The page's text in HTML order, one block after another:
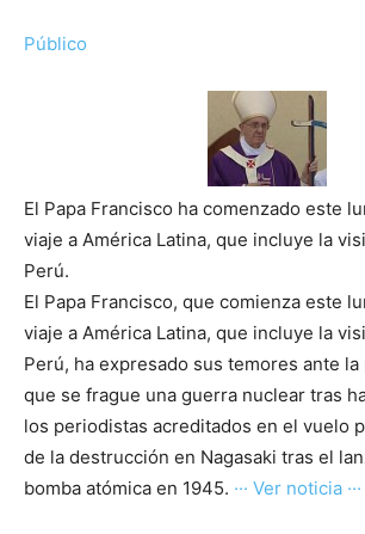
Público
El Papa Francisco ha comenzado este
viaje a América Latina, que incluye la
Perú.
El Papa Francisco, que comienza este
viaje a América Latina, que incluye la
Perú, ha expresado sus temores ante
que se frague una guerra nuclear tras
los periodistas acreditados en el vuelo
de la destrucción en Nagasaki tras el
bomba atómica en 1945. ··· Ver noticia ···